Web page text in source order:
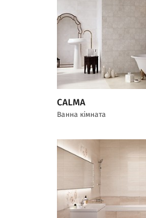
CALMA
Ванна кімната